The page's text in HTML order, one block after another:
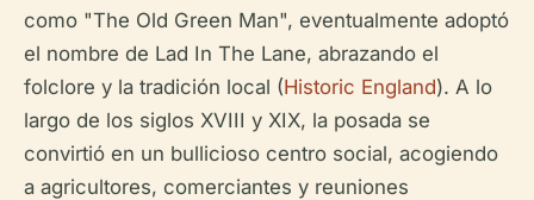
como "The Old Green Man", eventualmente adoptó
el nombre de Lad In The Lane, abrazando el
folclore y la tradición local (Historic England). A lo
largo de los siglos XVIII y XIX, la posada se
convirtió en un bullicioso centro social, acogiendo
a agricultores, comerciantes y reuniones